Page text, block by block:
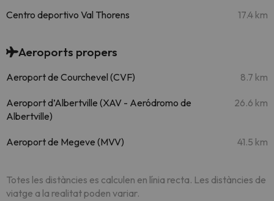
Centro deportivo Val Thorens 17.4 km
Aeroports propers
Aeroport de Courchevel (CVF) 8.7 km
Aeroport d’Albertville (XAV - Aeródromo de
Albertville)
26.6 km
Aeroport de Megeve (MVV) 41.5 km
Totes les distàncies es calculen en línia recta. Les distàncies de
viatge a la realitat poden variar.